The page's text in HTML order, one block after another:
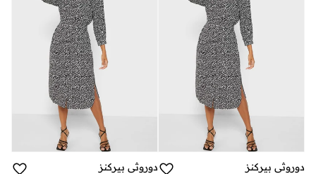
دوروثي بيركنز
دوروثي بيركنز